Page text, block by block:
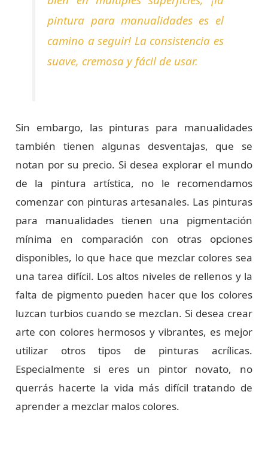
pintura para manualidades es el
camino a seguir! La consistencia es
suave, cremosa y fácil de usar.
Sin embargo, las pinturas para manualidades
también tienen algunas desventajas, que se
notan por su precio. Si desea explorar el mundo
de la pintura artística, no le recomendamos
comenzar con pinturas artesanales. Las pinturas
para manualidades tienen una pigmentación
mínima en comparación con otras opciones
disponibles, lo que hace que mezclar colores sea
una tarea difícil. Los altos niveles de rellenos y la
falta de pigmento pueden hacer que los colores
luzcan turbios cuando se mezclan. Si desea crear
arte con colores hermosos y vibrantes, es mejor
utilizar otros tipos de pinturas acrílicas.
Especialmente si eres un pintor novato, no
querrás hacerte la vida más difícil tratando de
aprender a mezclar malos colores.